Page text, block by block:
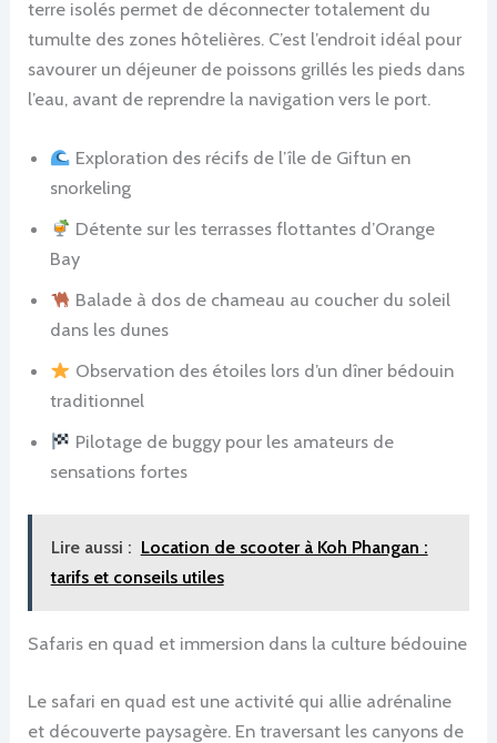
terre isolés permet de déconnecter totalement du
tumulte des zones hôtelières. C’est l’endroit idéal pour
savourer un déjeuner de poissons grillés les pieds dans
l’eau, avant de reprendre la navigation vers le port.
Exploration des récifs de l’île de Giftun en
snorkeling
Détente sur les terrasses flottantes d’Orange
Bay
Balade à dos de chameau au coucher du soleil
dans les dunes
Observation des étoiles lors d’un dîner bédouin
traditionnel
Pilotage de buggy pour les amateurs de
sensations fortes
Lire aussi : Location de scooter à Koh Phangan :
tarifs et conseils utiles
Safaris en quad et immersion dans la culture bédouine
Le safari en quad est une activité qui allie adrénaline
et découverte paysagère. En traversant les canyons de